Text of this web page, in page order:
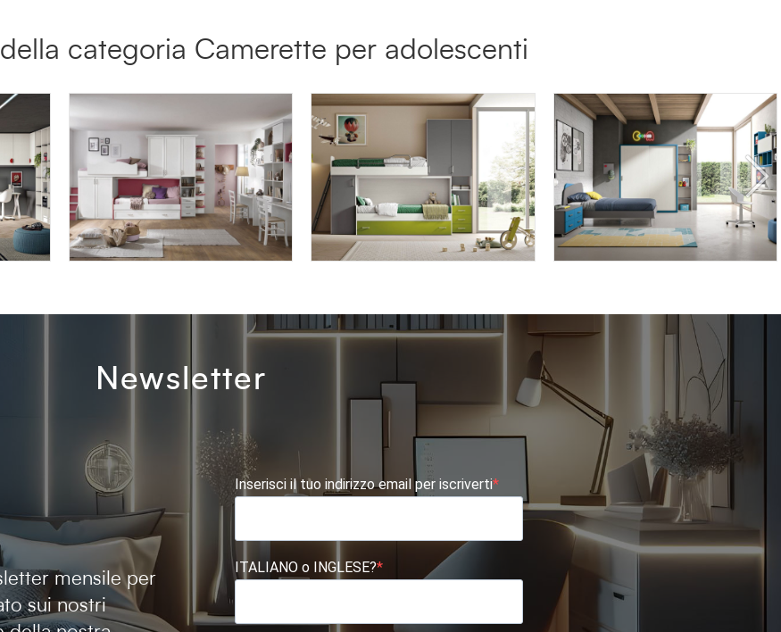
categoria Camerette per adolescenti
AFRODITE AF03 BLOCK BK01 OMNIA 6.15
Newsletter
mensile per
sui nostri
Inserisci il tuo indirizzo email per iscriverti
ITALIANO o INGLESE?